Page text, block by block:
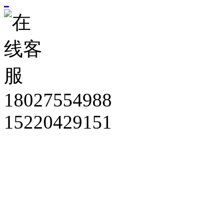
18027554988
15220429151